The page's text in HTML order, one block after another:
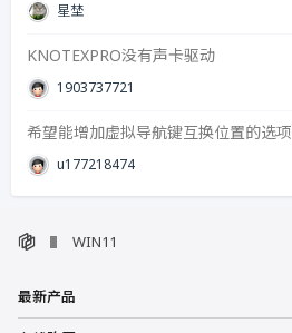
星埜
KNOTEXPRO没有声卡驱动
19037377215
希望能增加虚拟导航键互换位置的选项
u17721847423986
WIN11
最新产品